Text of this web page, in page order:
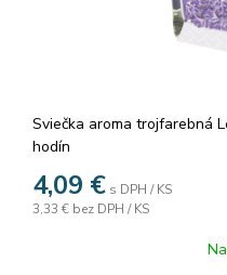
Sviečka aroma trojfarebná
hodín
4,09 € s DPH / KS
3,33 € bez DPH / KS